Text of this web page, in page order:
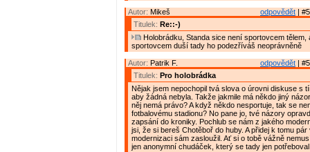
odpovědět |
Autor: Mikeš
Titulek: Re::-)
Holobrádku, Standa sice není sportovcem tělem,
sportovcem duší tady ho podezříváš neoprávněně
odpovědět |
Autor: Patrik F.
Titulek: Pro holobrádka
Nějak jsem nepochopil tvá slova o úrovni diskuse s
aby žádná nebyla. Takže jakmile má někdo jiný
něj nemá právo? A když někdo nesportuje, tak se
fotbalovému stadionu? No pane jo, tvé názory
zapsání do kroniky. Pochlub se nám z jakého
jsi, že si bereš Chotěboř do huby. A přidej k tomu
modernizaci sám zasloužil. Ať si o tobě vážně
jen anonymní chudáček, který se tady jen